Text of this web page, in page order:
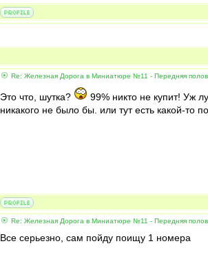
Re: Железная Дорога в Миниатюре №11 - Передняя
Это что, шутка?
99% никто не купит! Уж
никакого не было бы. или тут есть какой-то
Re: Железная Дорога в Миниатюре №11 - Передняя
Все серьезно, сам пойду поищу 1 номера